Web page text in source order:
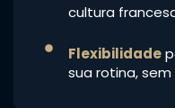
cultura
Flexibilidade
sua rotina,